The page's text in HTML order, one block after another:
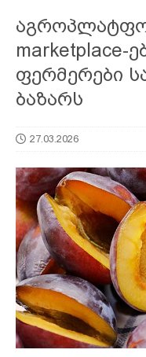
marketplace-
ფერმერები
ბაზარს
27.03.2026